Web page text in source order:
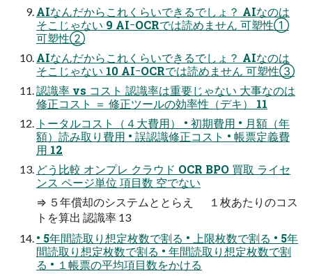
AIなんだからこれくらいできるでしょ？ AIなのは
そこじゃない 9 AIｰOCRでは読めません 可塑性①
可塑性②
AIなんだからこれくらいできるでしょ？ AIなのは
そこじゃない 10 AIｰOCRでは読めません 可塑性③
認識率 vs コスト 認識率は重要じゃない 大事なのは
修正コスト ＝ 修正ツールの効率性（デキ） 11
トータルコスト（４大費用） • 初期費用 • 月額（年
額）読み取り費用 • 誤認識修正コスト • 帳票定義費
用 12
どう比較 オンプレ クラウド OCR BPO 買取 ライセ
ンス ページ単位 項目数 空でない
⇒ ５年償却のシステムととらえ １枚あたりのコス
トを算出 認識率 13
• 5年間読取り想定枚数で割る • 上限枚数で割る • 5年
間読取り想定枚数で割る • 年間読取り想定枚数で割
る • １帳票の平均項目数をかける